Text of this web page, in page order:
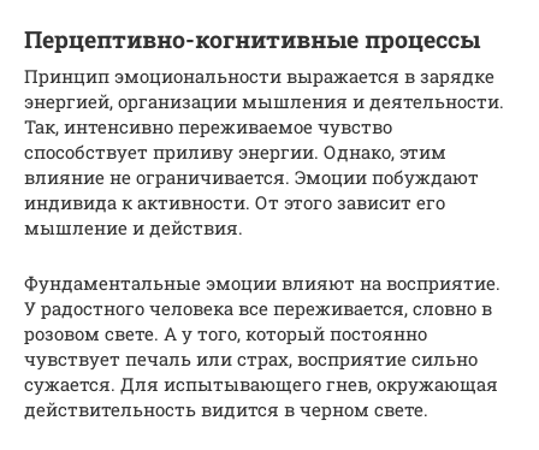
Перцептивно-когнитивные процессы
Принцип эмоциональности выражается в зарядке
энергией, организации мышления и деятельности.
Так, интенсивно переживаемое чувство
способствует приливу энергии. Однако, этим
влияние не ограничивается. Эмоции побуждают
индивида к активности. От этого зависит его
мышление и действия.
Фундаментальные эмоции влияют на восприятие.
У радостного человека все переживается, словно в
розовом свете. А у того, который постоянно
чувствует печаль или страх, восприятие сильно
сужается. Для испытывающего гнев, окружающая
действительность видится в черном свете.